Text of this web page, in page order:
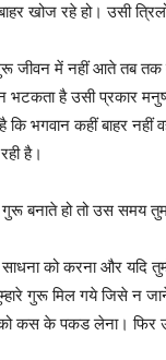
खोज रहे हो। उसी
में नहीं आते तब तक
भटकता है उसी प्रकार
कि भगवान कहीं बाहर
है।
बनाते हो तो उस समय
साधना को करना और
गुरू मिल गये जिसे न
कस के पकड लेना। फिर